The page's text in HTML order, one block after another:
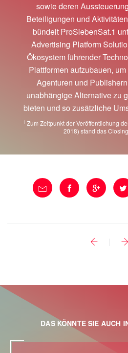
sowie deren
Beteiligungen und
bündelt ProSiebenSat.1
Advertising Platform
Ökosystem führender
Plattformen aufzubauen,
Agenturen und
unabhängige Alternative zu
bieten und so zusätzliche
1 Zum Zeitpunkt der Veröffentlichung
2018) stand das
DAS KÖNNTE SIE AUCH